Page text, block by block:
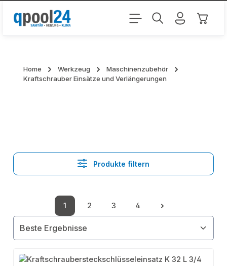
Zum Hauptinhalt springen
Home Werkzeug
Maschinenzubehör
Kraftschrauber Einsätze und Verlängerungen
Produkte filtern
Seite
1
Seite
2
Seite
3
Seite
4